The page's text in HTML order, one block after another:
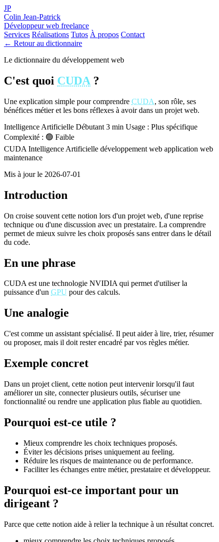
JP
Colin Jean-Patrick
Développeur web freelance
Services Réalisations Tutos À propos Contact
← Retour au dictionnaire
Le dictionnaire du développement web
C'est quoi CUDA ?
Une explication simple pour comprendre CUDA, son rôle, ses
bénéfices métier et les bons réflexes à avoir dans un projet web.
Intelligence Artificielle Débutant 3 min Usage : Plus spécifique
Complexité : 🟢 Faible
CUDA Intelligence Artificielle développement web application web
maintenance
Mis à jour le 2026-07-01
Introduction
On croise souvent cette notion lors d'un projet web, d'une reprise
technique ou d'une discussion avec un prestataire. La comprendre
permet de mieux suivre les choix proposés sans entrer dans le détail
du code.
En une phrase
CUDA est une technologie NVIDIA qui permet d'utiliser la
puissance d'un GPU pour des calculs.
Une analogie
C'est comme un assistant spécialisé. Il peut aider à lire, trier, résumer
ou proposer, mais il doit rester encadré par vos règles métier.
Exemple concret
Dans un projet client, cette notion peut intervenir lorsqu'il faut
améliorer un site, connecter plusieurs outils, sécuriser une
fonctionnalité ou rendre une application plus fiable au quotidien.
Pourquoi est-ce utile ?
Mieux comprendre les choix techniques proposés.
Éviter les décisions prises uniquement au feeling.
Réduire les risques de maintenance ou de performance.
Faciliter les échanges entre métier, prestataire et développeur.
Pourquoi est-ce important pour un
dirigeant ?
Parce que cette notion aide à relier la technique à un résultat concret.